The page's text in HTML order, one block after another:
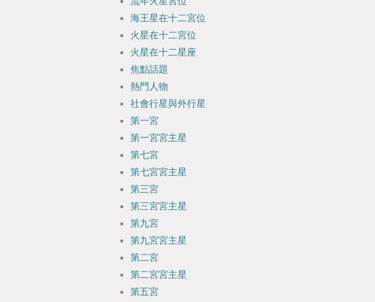
海王星在十二宮位
火星在十二宮位
火星在十二星座
焦點話題
熱門人物
社會行星與外行星
第一宮
第一宮宮主星
第七宮
第七宮宮主星
第三宮
第三宮宮主星
第九宮
第九宮宮主星
第二宮
第二宮宮主星
第五宮